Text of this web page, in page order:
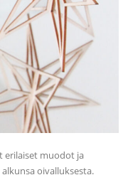
erilaiset muodot ja
oivalluksesta.